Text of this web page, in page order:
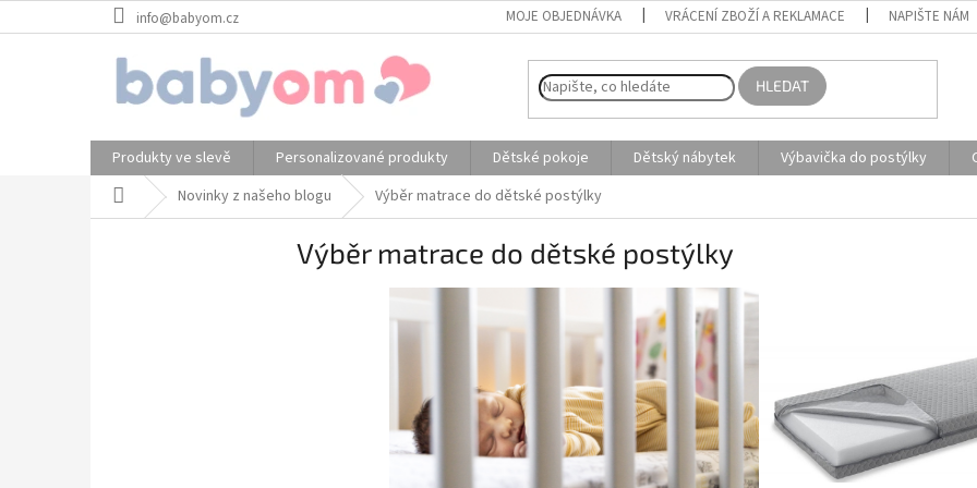
na
info@babyom.cz MOJE OBJEDNÁVKA VRÁCENÍ ZBOŽÍ A REKLAMACE NAPIŠTE NÁM
HLEDAT
Produkty ve slevě Personalizované produkty Dětské pokoje Dětský nábytek Výbavička do postýlky
Domů Novinky z našeho blogu Výběr matrace do dětské postýlky
Výběr matrace do dětské postýlky